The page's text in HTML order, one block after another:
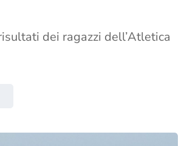
dei ragazzi dell’Atletica